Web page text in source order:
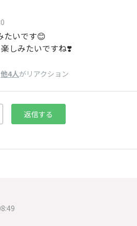
たいです😊
しみたいですね❣️
他4人がリアクション
返信する